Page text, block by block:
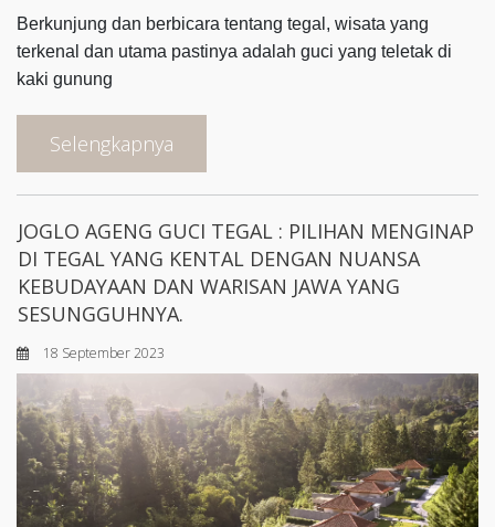
Berkunjung dan berbicara tentang tegal, wisata yang
terkenal dan utama pastinya adalah guci yang teletak di
kaki gunung
Selengkapnya
JOGLO AGENG GUCI TEGAL : PILIHAN MENGINAP
DI TEGAL YANG KENTAL DENGAN NUANSA
KEBUDAYAAN DAN WARISAN JAWA YANG
SESUNGGUHNYA.
18 September 2023